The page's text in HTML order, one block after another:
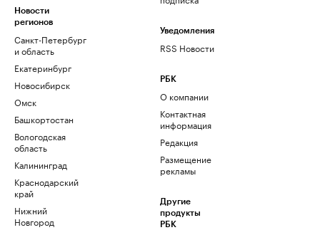
Новости
регионов
Санкт-Петербург
и область
Екатеринбург
Новосибирск
Омск
Башкортостан
Вологодская
область
Калининград
Краснодарский
край
Нижний
Новгород
Уведомления
RSS Новости
РБК
О компании
Контактная
информация
Редакция
Размещение
рекламы
Другие
продукты
РБК